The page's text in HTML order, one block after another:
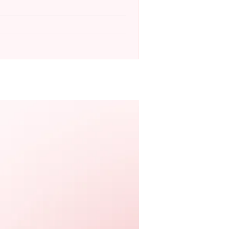
Jacek Tarkowski, znany ze
czy „Listy do M”. Wykorzystanie